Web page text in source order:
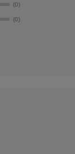
(0)
(0)